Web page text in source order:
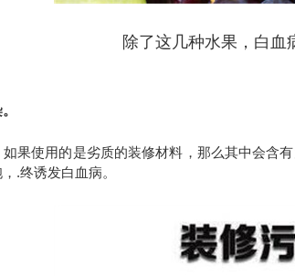
除了这几种水果，白血
果使用的是劣质的装修材料，那么其中会含
.终诱发白血病。